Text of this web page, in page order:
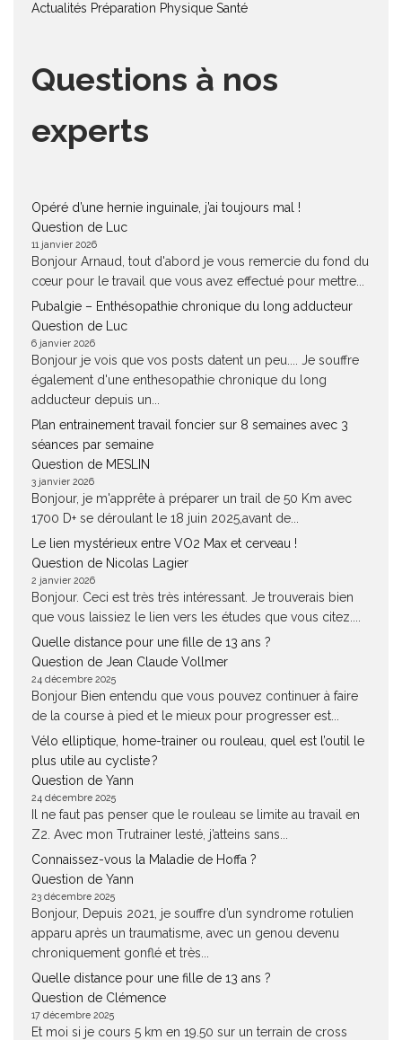
Actualités Préparation Physique Santé
Questions à nos
experts
Opéré d’une hernie inguinale, j’ai toujours mal !
Question de Luc
11 janvier 2026
Bonjour Arnaud, tout d'abord je vous remercie du fond du
cœur pour le travail que vous avez effectué pour mettre...
Pubalgie – Enthésopathie chronique du long adducteur
Question de Luc
6 janvier 2026
Bonjour je vois que vos posts datent un peu.... Je souffre
également d'une enthesopathie chronique du long
adducteur depuis un...
Plan entrainement travail foncier sur 8 semaines avec 3
séances par semaine
Question de MESLIN
3 janvier 2026
Bonjour, je m'apprête à préparer un trail de 50 Km avec
1700 D+ se déroulant le 18 juin 2025,avant de...
Le lien mystérieux entre VO2 Max et cerveau !
Question de Nicolas Lagier
2 janvier 2026
Bonjour. Ceci est très très intéressant. Je trouverais bien
que vous laissiez le lien vers les études que vous citez....
Quelle distance pour une fille de 13 ans ?
Question de Jean Claude Vollmer
24 décembre 2025
Bonjour Bien entendu que vous pouvez continuer à faire
de la course à pied et le mieux pour progresser est...
Vélo elliptique, home-trainer ou rouleau, quel est l’outil le
plus utile au cycliste ?
Question de Yann
24 décembre 2025
Il ne faut pas penser que le rouleau se limite au travail en
Z2. Avec mon Trutrainer lesté, j’atteins sans...
Connaissez-vous la Maladie de Hoffa ?
Question de Yann
23 décembre 2025
Bonjour, Depuis 2021, je souffre d’un syndrome rotulien
apparu après un traumatisme, avec un genou devenu
chroniquement gonflé et très...
Quelle distance pour une fille de 13 ans ?
Question de Clémence
17 décembre 2025
Et moi si je cours 5 km en 19.50 sur un terrain de cross